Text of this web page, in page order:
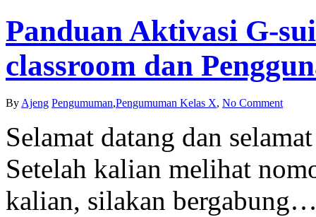
Panduan Aktivasi G-
classroom dan
By Ajeng Pengumuman,Pengumuman Kelas X, No Comment
Selamat datang dan
Setelah kalian melihat
kalian, silakan